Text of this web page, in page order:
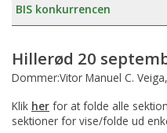
BIS konkurrencen
Hillerød 20
Dommer:Vitor Manuel C.
Klik her for at folde alle
sektioner for vise/folde ud